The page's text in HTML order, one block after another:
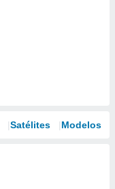
Satélites Modelos